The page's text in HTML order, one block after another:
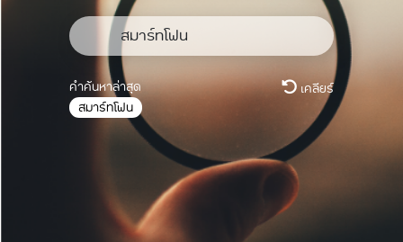
คำค้นหาล่าสุด
เคลียร์
สมาร์ทโฟน